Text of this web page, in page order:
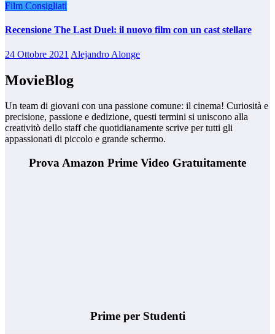
Film Consigliati
Recensione The Last Duel: il nuovo film con un cast stellare
24 Ottobre 2021 Alejandro Alonge
MovieBlog
Un team di giovani con una passione comune: il cinema! Curiosità e
precisione, passione e dedizione, questi termini si uniscono alla
creativitò dello staff che quotidianamente scrive per tutti gli
appassionati di piccolo e grande schermo.
Prova Amazon Prime Video Gratuitamente
Prime per Studenti